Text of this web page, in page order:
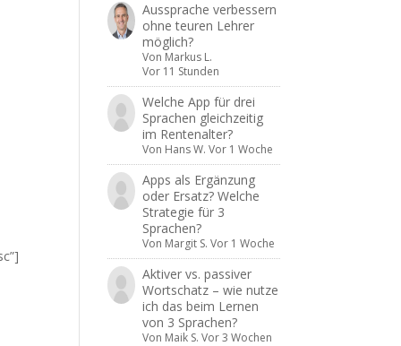
Aussprache verbessern
ohne teuren Lehrer
möglich?
Von Markus L.
Vor 11 Stunden
Welche App für drei
Sprachen gleichzeitig
im Rentenalter?
Von Hans W. Vor 1 Woche
Apps als Ergänzung
oder Ersatz? Welche
Strategie für 3
Sprachen?
Von Margit S. Vor 1 Woche
Aktiver vs. passiver
Wortschatz – wie nutze
ich das beim Lernen
von 3 Sprachen?
Von Maik S. Vor 3 Wochen